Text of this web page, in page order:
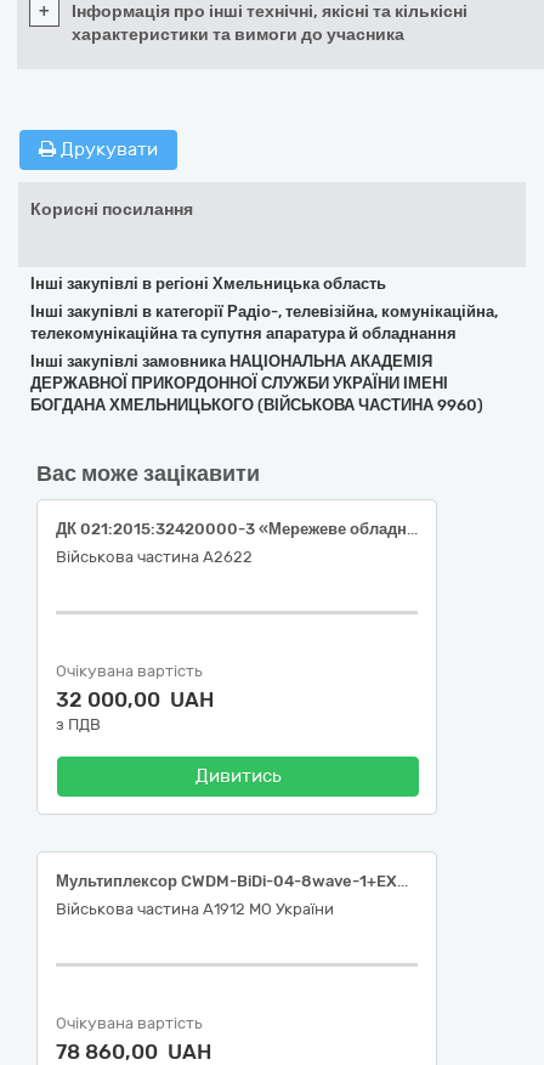
+
Інформація про інші технічні, якісні та кількісні
характеристики та вимоги до учасника
Друкувати
Корисні посилання
Інші закупівлі в регіоні Хмельницька область
Інші закупівлі в категорії Радіо-, телевізійна, комунікаційна,
телекомунікаційна та супутня апаратура й обладнання
Інші закупівлі замовника НАЦІОНАЛЬНА АКАДЕМІЯ
ДЕРЖАВНОЇ ПРИКОРДОННОЇ СЛУЖБИ УКРАЇНИ ІМЕНІ
БОГДАНА ХМЕЛЬНИЦЬКОГО (ВІЙСЬКОВА ЧАСТИНА 9960)
Вас може зацікавити
ДК 021:2015:32420000-3 «Мережеве обладнання» 5G / 4G WiFi роутер GL-iNET Mudi 7 GL-E5800 (5G NR, Tri-band Wi-Fi 7, LTE Cat.20)
Військова частина А2622
Очікувана вартість
32 000,00 UAH
з ПДВ
Дивитись
Мультиплексор CWDM-BiDi-04-8wave-1+EXP - 1шт; CWDM SFP 1 Gbps модуль SFP-2SM-1470nm-40LC - 1 шт; CWDM SFP 1 Gbps модуль SFP-2SM-1550nm-40LC - 1 шт; CWDM SFP 1 Gbps модуль SFP-2SM-1490nm-40LC - 1 шт; CWDM SFP 1 Gbps модуль SFP-2SM-1570nm-40LC - 1 шт; CWDM SFP 1 Gbps модуль SFP-2SM-1510nm-40LC - 1 шт; CWDM SFP 1 Gbps модуль SFP-2SM-1590nm-40LC - 1 шт; CWDM SFP 1 Gbps модуль SFP-2SM-1530nm-40LC - 1 шт; CWDM SFP 1 Gbps модуль SFP-2SM-1610nm-40LC - 1 шт; Комутатор MicroTik CRS106-1C-5S - 2шт; SFP модуль MicroTik S-RJ01 - 3шт; Маршрутизатор TP-Link Deco X50-PoE (3-pack) - 3шт
Військова частина А1912 МО України
Очікувана вартість
78 860,00 UAH